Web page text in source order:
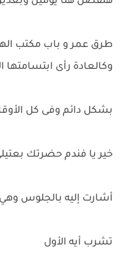
طرق عمر و باب مكتب
وكالعادة رأى ابتسامتها
بشكل دائم وفى كل
خير يا فندم حضرتك
أشارت إليه بالجلوس
تشرب أيه الأول